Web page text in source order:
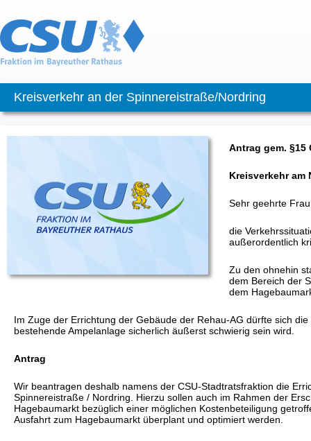
Kreisverkehr an der Spinnereistraße/Nordring
Antrag gem.
Kreisverkehr am
Sehr geehrte
die
außerordentlich
Zu den ohnehin
dem Bereich der
dem
Im Zuge der Errichtung der Gebäude der Rehau-AG dürfte sich
bestehende Ampelanlage sicherlich äußerst schwierig sein wird.
Antrag
Wir beantragen deshalb namens der CSU-Stadtratsfraktion die
Spinnereistraße / Nordring. Hierzu sollen auch im Rahmen der
Hagebaumarkt bezüglich einer möglichen Kostenbeteiligung
Ausfahrt zum Hagebaumarkt überplant und optimiert werden.